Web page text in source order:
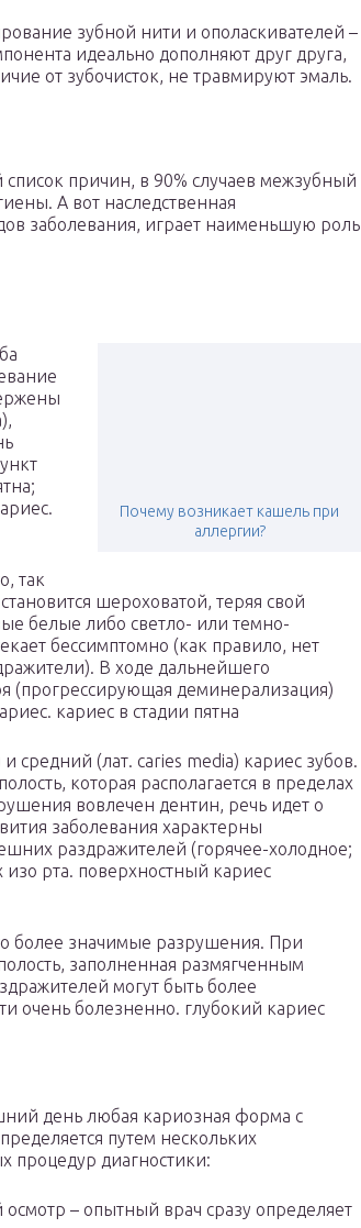
зубной нити и ополаскивателей –
идеально дополняют друг друга,
от зубочисток, не травмируют эмаль.
причин, в 90% случаев межзубный
А вот наследственная
заболевания, играет наименьшую роль
Почему возникает кашель при
аллергии?
так
шероховатой, теряя свой
белые либо светло- или темно-
бессимптомно (как правило, нет
В ходе дальнейшего
(прогрессирующая деминерализация)
кариес в стадии пятна
средний (лат. caries media) кариес зубов.
которая располагается в пределах
вовлечен дентин, речь идет о
заболевания характерны
раздражителей (горячее-холодное;
рта. поверхностный кариес
более значимые разрушения. При
заполненная размягченным
могут быть более
очень болезненно. глубокий кариес
день любая кариозная форма с
путем нескольких
процедур диагностики:
– опытный врач сразу определяет